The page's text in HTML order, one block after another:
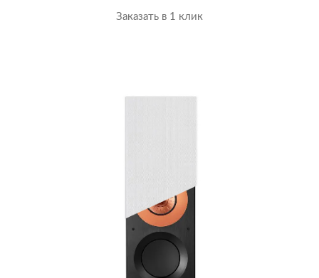
Заказать в 1 клик